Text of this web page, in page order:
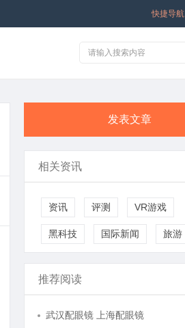
快捷导航
发表文章
相关资讯
资讯 评测 VR游戏
黑科技 国际新闻 旅游
推荐阅读
武汉配眼镜 上海配眼镜